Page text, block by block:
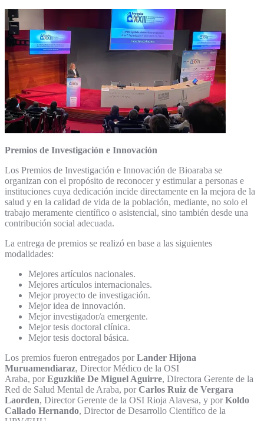
Premios de Investigación e Innovación
Los Premios de Investigación e Innovación de Bioaraba se
organizan con el propósito de reconocer y estimular a personas e
instituciones cuya dedicación incide directamente en la mejora de la
salud y en la calidad de vida de la población, mediante, no solo el
trabajo meramente científico o asistencial, sino también desde una
contribución social adecuada.
La entrega de premios se realizó en base a las siguientes
modalidades:
Mejores artículos nacionales.
Mejores artículos internacionales.
Mejor proyecto de investigación.
Mejor idea de innovación.
Mejor investigador/a emergente.
Mejor tesis doctoral clínica.
Mejor tesis doctoral básica.
Los premios fueron entregados porLander Hijona
Muruamendiaraz, Director Médico de la OSI
Araba, porEguzkiñe De Miguel Aguirre, Directora Gerente de la
Red de Salud Mental de Araba, porCarlos Ruiz de Vergara
Laorden, Director Gerente de la OSI Rioja Alavesa, y porKoldo
Callado Hernando, Director de Desarrollo Científico de la